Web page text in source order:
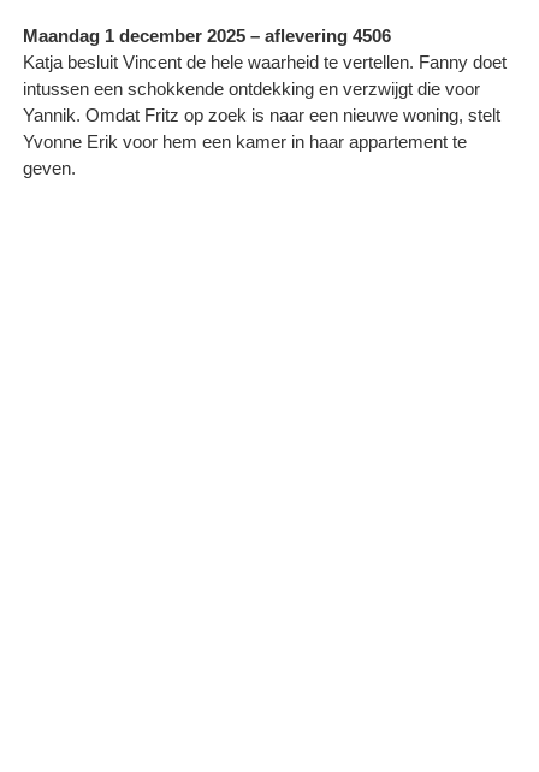
Maandag 1 december 2025 – aflevering 4506
Katja besluit Vincent de hele waarheid te vertellen. Fanny doet
intussen een schokkende ontdekking en verzwijgt die voor
Yannik. Omdat Fritz op zoek is naar een nieuwe woning, stelt
Yvonne Erik voor hem een kamer in haar appartement te
geven.